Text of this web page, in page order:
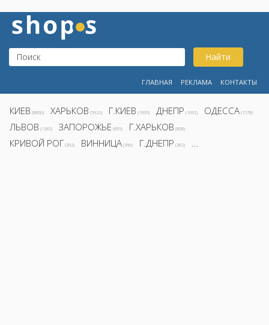
Найти
ГЛАВНАЯ РЕКЛАМА КОНТАКТЫ
КИЕВ (8800) ХАРЬКОВ (5922) Г.КИЕВ (1995) ДНЕПР (1692) ОДЕССА (1578)
ЛЬВОВ (1282) ЗАПОРОЖЬЕ (855) Г.ХАРЬКОВ (808)
КРИВОЙ РОГ (392) ВИННИЦА (390) Г.ДНЕПР (362) ...